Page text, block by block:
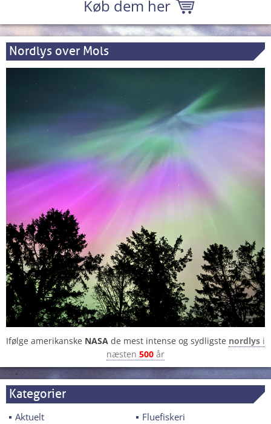
Køb dem her
Nordlys over Mols
Ifølge amerikanske NASA de mest intense og sydligste nordlys i
næsten 500 år
Kategorier
Aktuelt
Fluefiskeri